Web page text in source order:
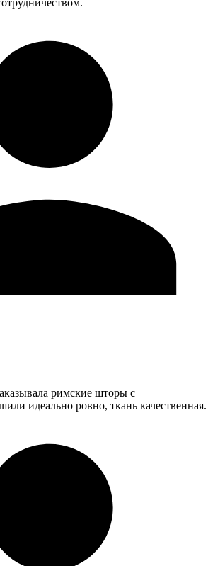
римские шторы с
идеально ровно, ткань качественная.